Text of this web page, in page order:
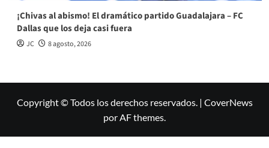
¡Chivas al abismo! El dramático partido Guadalajara – FC
Dallas que los deja casi fuera
JC 8 agosto, 2026
Copyright © Todos los derechos reservados. | CoverNews
por AF themes.